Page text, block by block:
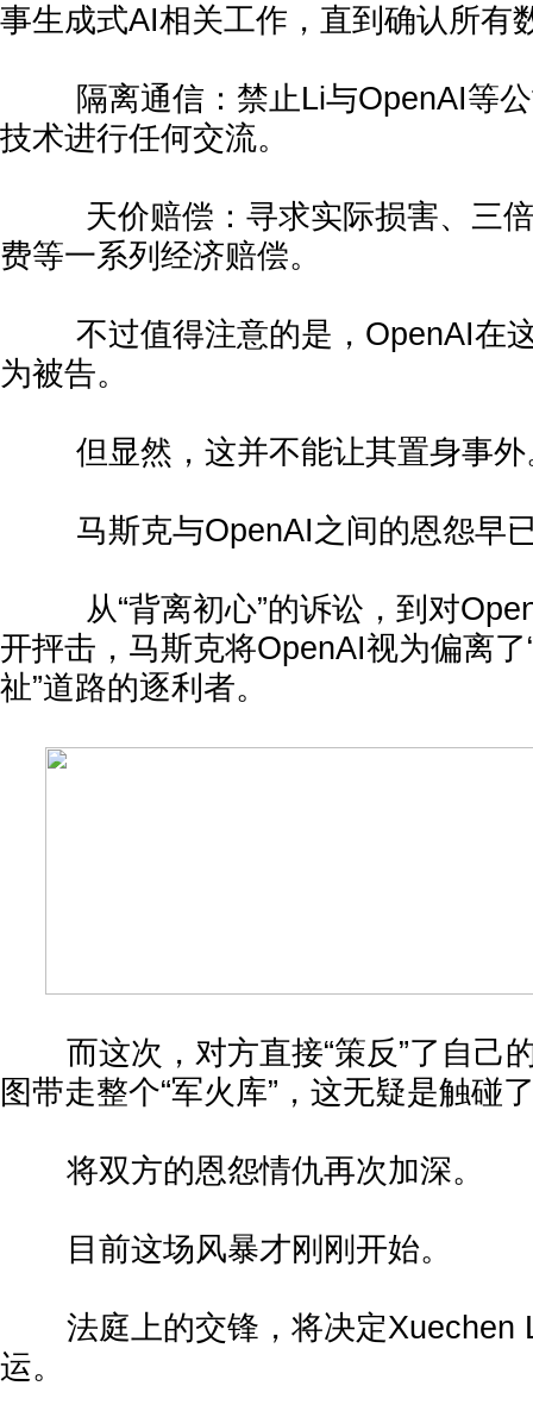
事生成式AI相关工作，直到确认所有
隔离通信：禁止Li与OpenAI等公
技术进行任何交流。
天价赔偿：寻求实际损害、三倍
费等一系列经济赔偿。
不过值得注意的是，OpenAI在这
为被告。
但显然，这并不能让其置身事外
马斯克与OpenAI之间的恩怨早已
从“背离初心”的诉讼，到对
开抨击，马斯克将OpenAI视为偏离
祉”道路的逐利者。
而这次，对方直接“策反”了自己
图带走整个“军火库”，这无疑是触碰
将双方的恩怨情仇再次加深。
目前这场风暴才刚刚开始。
法庭上的交锋，将决定Xuechen
运。